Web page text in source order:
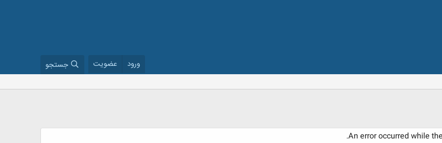
ورود عضویت جستجو
An error occurred while